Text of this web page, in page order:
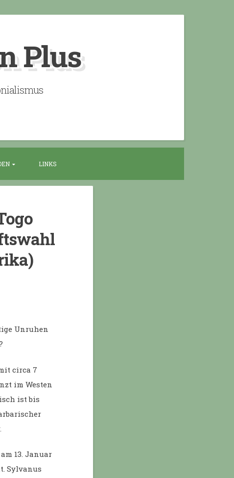
Plus
LINKS
Unruhen
circa 7
im Westen
ist bis
13. Januar
Sylvanus